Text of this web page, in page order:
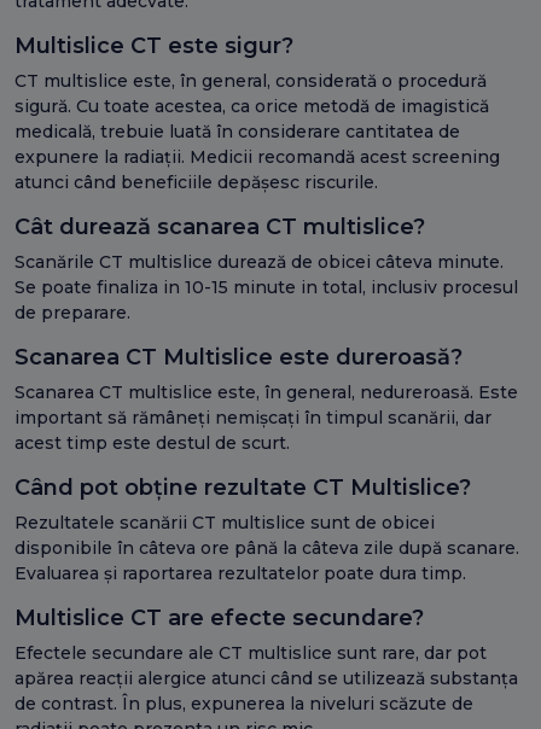
Multislice CT este sigur?
CT multislice este, în general, considerată o procedură
sigură. Cu toate acestea, ca orice metodă de imagistică
medicală, trebuie luată în considerare cantitatea de
expunere la radiații. Medicii recomandă acest screening
atunci când beneficiile depășesc riscurile.
Cât durează scanarea CT multislice?
Scanările CT multislice durează de obicei câteva minute.
Se poate finaliza in 10-15 minute in total, inclusiv procesul
de preparare.
Scanarea CT Multislice este dureroasă?
Scanarea CT multislice este, în general, nedureroasă. Este
important să rămâneți nemișcați în timpul scanării, dar
acest timp este destul de scurt.
Când pot obține rezultate CT Multislice?
Rezultatele scanării CT multislice sunt de obicei
disponibile în câteva ore până la câteva zile după scanare.
Evaluarea și raportarea rezultatelor poate dura timp.
Multislice CT are efecte secundare?
Efectele secundare ale CT multislice sunt rare, dar pot
apărea reacții alergice atunci când se utilizează substanța
de contrast. În plus, expunerea la niveluri scăzute de